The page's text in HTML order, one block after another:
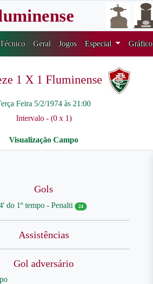
Técnico Geral Jogos Especial Gráfico
1 X 1 Fluminense
Feira 5/2/1974 às 21:00
Intervalo - (0 x 1)
Gols
do 1º tempo - Penalti 24
Assistências
Gol adversário